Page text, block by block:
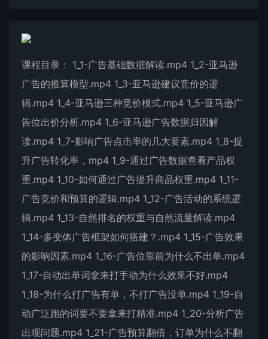
课程目录： 1_1-广告基础数据解读.mp4 1_2-亚马逊
广告的推算模型.mp4 1_3-亚马逊建议竞价的逻
辑.mp4 1_4-亚马逊三种竞价模式.mp4 1_5-亚马逊广
告位出价分析.mp4 1_6-亚马逊广告数据归因解
读.mp4 1_7-影响广告点击率的几大要素.mp4 1_8-提
升广告转化率，mp4 1_9-通过广告数据查看产品权
重.mp4 1_10-如何通过广告提升商品权重.mp4 1_11-
广告竞价和预算的逻辑.mp4 1_12-广告活动的系统逻
辑.mp4 1_13-自然排名的权重与自然流量解读.mp4
1_14-多变体广告框架如何搭建？.mp4 1_15-广告效果
的影响因素.mp4 1_16-广告位靠前为什么不出单.mp4
1_17-自动出单词拿来打手动为什么效果不好.mp4
1_18-为什么打广告有单，不打广告没单.mp4 1_19-自
动广泛跑的词要不要拿来打精准.mp4 1_20-分析广告
出现问题.mp4 1_21-广告预算翻倍，订单为什么不翻